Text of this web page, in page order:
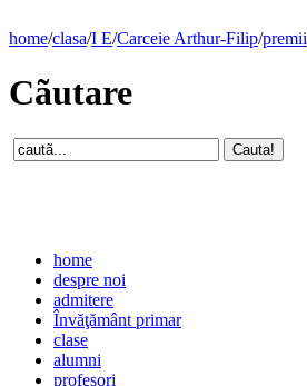
home/clasa/I E/Carceie Arthur-Filip/premii
Cãutare
home
despre noi
admitere
Învăţământ primar
clase
alumni
profesori